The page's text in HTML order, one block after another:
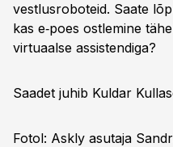
vestlusroboteid. Saate
kas e‑poes ostlemine
virtuaalse assistendiga?
Saadet juhib Kuldar
Fotol: Askly asutaja